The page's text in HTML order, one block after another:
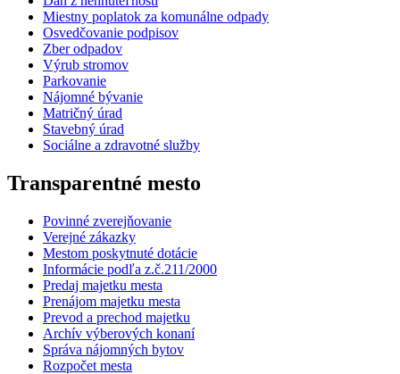
Miestny poplatok za komunálne odpady
Osvedčovanie podpisov
Zber odpadov
Výrub stromov
Parkovanie
Nájomné bývanie
Matričný úrad
Stavebný úrad
Sociálne a zdravotné služby
Transparentné mesto
Povinné zverejňovanie
Verejné zákazky
Mestom poskytnuté dotácie
Informácie podľa z.č.211/2000
Predaj majetku mesta
Prenájom majetku mesta
Prevod a prechod majetku
Archív výberových konaní
Správa nájomných bytov
Rozpočet mesta